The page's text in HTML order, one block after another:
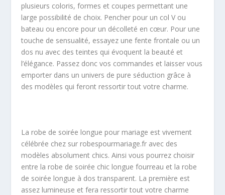
plusieurs coloris, formes et coupes permettant une
large possibilité de choix. Pencher pour un col V ou
bateau ou encore pour un décolleté en cœur. Pour une
touche de sensualité, essayez une fente frontale ou un
dos nu avec des teintes qui évoquent la beauté et
l’élégance. Passez donc vos commandes et laisser vous
emporter dans un univers de pure séduction grâce à
des modèles qui feront ressortir tout votre charme.
La robe de soirée longue pour mariage est vivement
célébrée chez sur robespourmariage.fr avec des
modèles absolument chics. Ainsi vous pourrez choisir
entre la robe de soirée chic longue fourreau et la robe
de soirée longue à dos transparent. La première est
assez lumineuse et fera ressortir tout votre charme